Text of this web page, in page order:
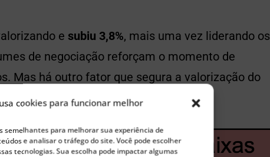
cookies para funcionar melhor
semelhantes para melhorar sua experiência de
e analisar o tráfego do site. Você pode escolher
tecnologias. Sua escolha pode impactar algumas
e subiu 3,8%, mais uma vez liderando os
de negociação reforçam o momento de
Mas há outro fator que segura a valorização do
investidores.